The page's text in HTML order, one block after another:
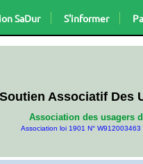
SaDur S'informer
Soutien Associatif Des
Association des usagers
Association loi 1901 N° W912003463